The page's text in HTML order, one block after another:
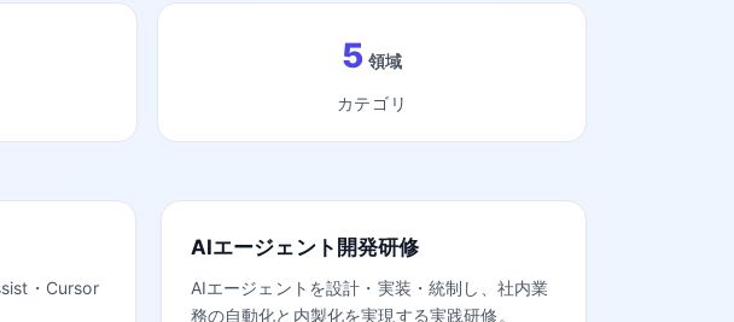
5 領域
カテゴリ
・Cursor
AIエージェント開発研修
AIエージェントを設計・実装・統制し、社内業
務の自動化と内製化を実現する実践研修。